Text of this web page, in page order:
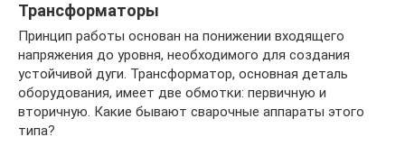
Трансформаторы
Принцип работы основан на понижении входящего
напряжения до уровня, необходимого для создания
устойчивой дуги. Трансформатор, основная деталь
оборудования, имеет две обмотки: первичную и
вторичную. Какие бывают сварочные аппараты этого
типа?